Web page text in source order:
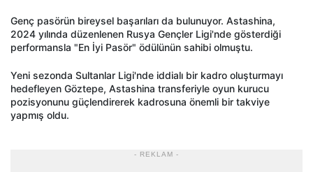
Genç pasörün bireysel başarıları da bulunuyor. Astashina,
2024 yılında düzenlenen Rusya Gençler Ligi'nde gösterdiği
performansla "En İyi Pasör" ödülünün sahibi olmuştu.
Yeni sezonda Sultanlar Ligi'nde iddialı bir kadro oluşturmayı
hedefleyen Göztepe, Astashina transferiyle oyun kurucu
pozisyonunu güçlendirerek kadrosuna önemli bir takviye
yapmış oldu.
- REKLAM -